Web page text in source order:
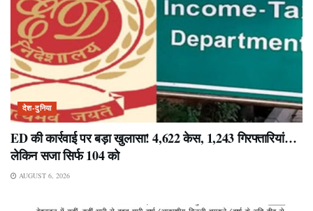
देश-दुनिया
ED की कार्रवाई पर बड़ा खुलासा! 4,622 केस, 1,243 गिरफ्तारियां…
लेकिन सजा सिर्फ 104 को
AUGUST 6, 2026